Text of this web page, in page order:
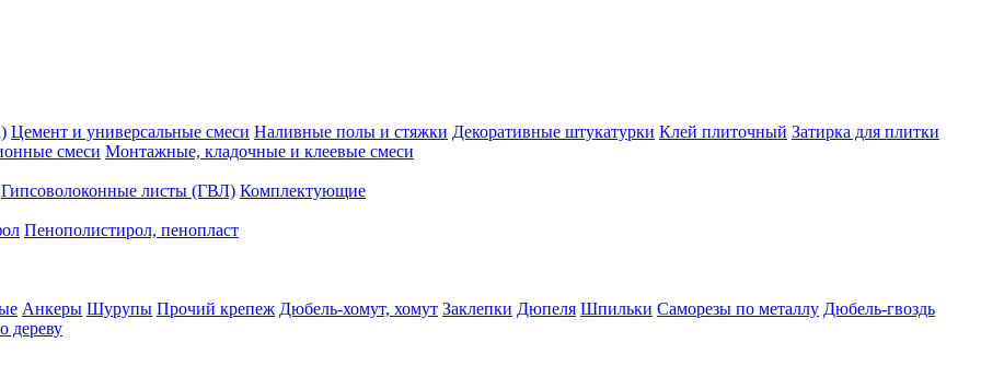
Цемент и универсальные смеси Наливные полы и стяжки Декоративные штукатурки Клей плиточный Затирка для плитки
смеси Монтажные, кладочные и клеевые смеси
Гипсоволоконные листы (ГВЛ) Комплектующие
Пенополистирол, пенопласт
Анкеры Шурупы Прочий крепеж Дюбель-хомут, хомут Заклепки Дюпеля Шпильки Саморезы по металлу Дюбель-гвоздь
дереву